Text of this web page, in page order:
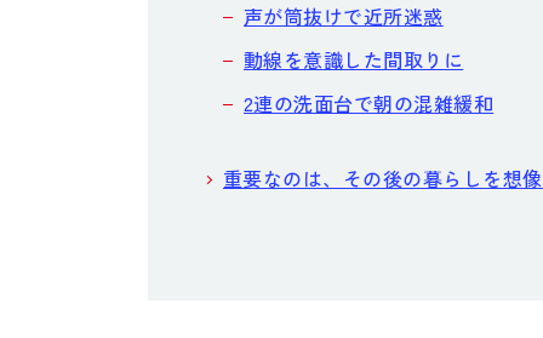
声が筒抜けで近所迷惑
動線を意識した間取りに
2連の洗面台で朝の混雑緩和
重要なのは、その後の暮らしを想